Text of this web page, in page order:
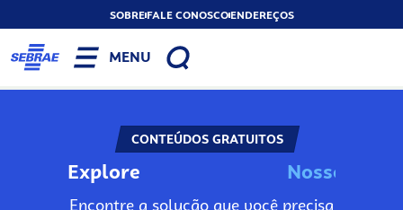
SOBREFALE CONOSCOENDEREÇOS
MENU
CONTEÚDOS GRATUITOS
Explore Nosso
Encontre a solução que você precisa